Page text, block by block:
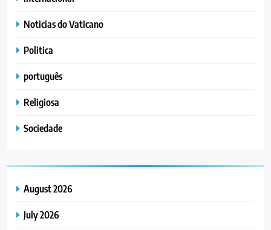
Noticias do Vaticano
Politica
português
Religiosa
Sociedade
August 2026
July 2026